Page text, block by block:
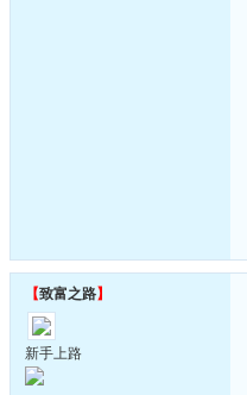
【致富之路】
新手上路